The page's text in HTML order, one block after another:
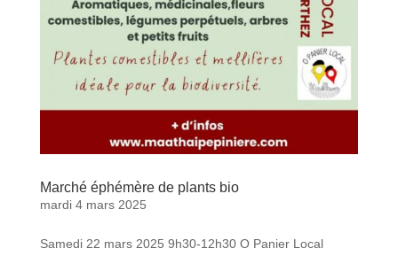
Marché éphémère de plants bio
mardi 4 mars 2025
Samedi 22 mars 2025 9h30-12h30 O Panier Local